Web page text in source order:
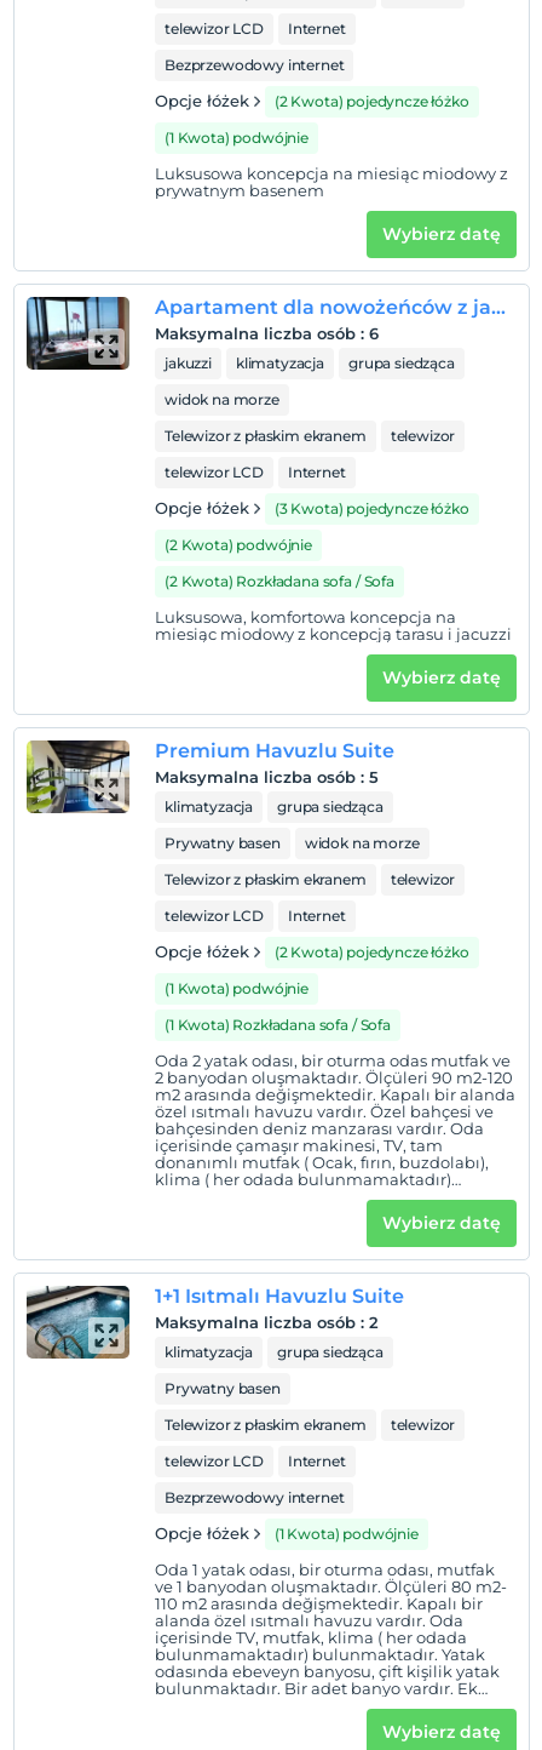
telewizor LCD
Internet
Bezprzewodowy internet
Opcje łóżek
(2 Kwota) pojedyncze łóżko
(1 Kwota) podwójnie
Luksusowa koncepcja na miesiąc miodowy z
prywatnym basenem
Wybierz datę
Apartament dla nowożeńców z jacuzzi
Maksymalna liczba osób : 6
jakuzzi klimatyzacja
grupa siedząca
widok na morze
Telewizor z płaskim ekranem
telewizor
telewizor LCD
Internet
Opcje łóżek
(3 Kwota) pojedyncze łóżko
(2 Kwota) podwójnie
(2 Kwota) Rozkładana sofa / Sofa
Luksusowa, komfortowa koncepcja na
miesiąc miodowy z koncepcją tarasu i jacuzzi
Wybierz datę
Premium Havuzlu Suite
Maksymalna liczba osób : 5
klimatyzacja
grupa siedząca
Prywatny basen
widok na morze
Telewizor z płaskim ekranem
telewizor
telewizor LCD
Internet
Opcje łóżek
(2 Kwota) pojedyncze łóżko
(1 Kwota) podwójnie
(1 Kwota) Rozkładana sofa / Sofa
Oda 2 yatak odası, bir oturma odas mutfak ve
2 banyodan oluşmaktadır. Ölçüleri 90 m2-120
m2 arasında değişmektedir. Kapalı bir alanda
özel ısıtmalı havuzu vardır. Özel bahçesi ve
bahçesinden deniz manzarası vardır. Oda
içerisinde çamaşır makinesi, TV, tam
donanımlı mutfak ( Ocak, fırın, buzdolabı),
klima ( her odada bulunmamaktadır)
ebeveyn banyosu, çift kişilik yatak
bulunmaktadır. İkinci yatak odası; 2 single
veya bir adet çift kişilik yatak bulunmaktadır.
Bir adet ortak banyo vardır. Ek yatak isteğe
single yatak konforunda olmayabilir. 5
yetişkin için idealdir.
Wybierz datę
1+1 Isıtmalı Havuzlu Suite
Maksymalna liczba osób : 2
klimatyzacja
grupa siedząca
Prywatny basen
Telewizor z płaskim ekranem
telewizor
telewizor LCD
Internet
Bezprzewodowy internet
Opcje łóżek (1 Kwota) podwójnie
Oda 1 yatak odası, bir oturma odası, mutfak
ve 1 banyodan oluşmaktadır. Ölçüleri 80 m2-
110 m2 arasında değişmektedir. Kapalı bir
alanda özel ısıtmalı havuzu vardır. Oda
içerisinde TV, mutfak, klima ( her odada
bulunmamaktadır) bulunmaktadır. Yatak
odasında ebeveyn banyosu, çift kişilik yatak
bulunmaktadır. Bir adet banyo vardır. Ek
yatak isteğe bağlı olarak eklenebilir. Ek
yataklarımız single yatak konforunda
olmayabilir. 2 yetişkin bir çocuk için idealdir.
Wybierz datę